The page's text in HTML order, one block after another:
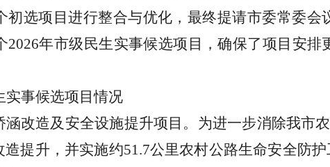
初选项目进行整合与优化，最终提请市委常委会
2026年市级民生实事候选项目，确保了项目安排
实事候选项目情况
涵改造及安全设施提升项目。为进一步消除我市
造提升，并实施约51.7公里农村公路生命安全防